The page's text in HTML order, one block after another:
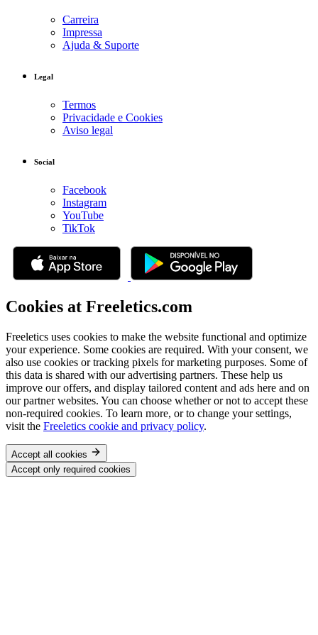
Carreira
Impressa
Ajuda & Suporte
Legal
Termos
Privacidade e Cookies
Aviso legal
Social
Facebook
Instagram
YouTube
TikTok
Cookies at Freeletics.com
Freeletics uses cookies to make the website functional and optimize
your experience. Some cookies are required. With your consent, we
also use cookies or tracking pixels for marketing purposes. Some of
this data is shared with our advertising partners. These help us
improve our offers, and display tailored content and ads here and on
our partner websites. You can choose whether or not to accept these
non-required cookies. To learn more, or to change your settings,
visit the Freeletics cookie and privacy policy.
Accept all cookies
Accept only required cookies